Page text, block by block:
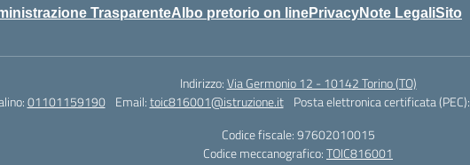
TrasparenteAlbo pretorio on linePrivacyNote LegaliSito
Indirizzo:Via Germonio 12 - 10142 Torino (TO)
01101159190 Email:toic816001@istruzione.it Posta elettronica certificata (PEC):
Codice fiscale: 97602010015
Codice meccanografico:TOIC816001